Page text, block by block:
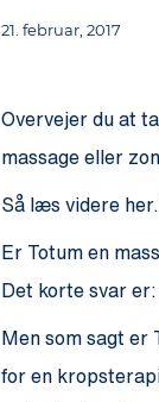
21. februar, 2017
Overvejer du at
massage eller
Så læs videre
Er Totum en
Det korte svar
Men som sagt er
for en